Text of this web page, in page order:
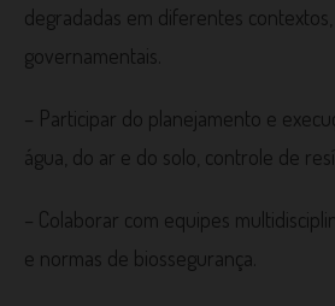
degradadas em diferentes
governamentais.
– Participar do planejamento e
água, do ar e do solo, controle de
– Colaborar com equipes
e normas de biossegurança.